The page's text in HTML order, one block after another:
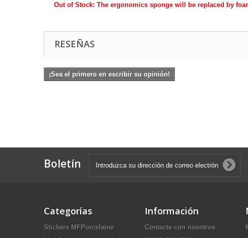
Out of Stock: The ergonomics sponge will be replaced by
RESEÑAS
¡Sea el primero en escribir su opinión!
Boletín
Categorías
Stickers MFPorcelaine
Información
Contacte con nosotros